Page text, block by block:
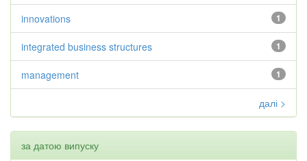
1
innovations
1
integrated business structures
1
management
далі >
за датою випуску